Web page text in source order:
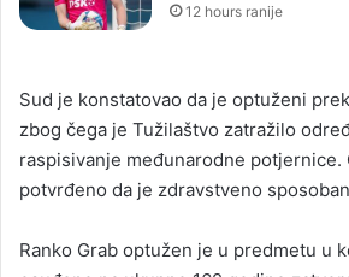
12 hours ranije
Sud je konstatovao da je optuženi
zbog čega je Tužilaštvo zatražilo
raspisivanje međunarodne potjernice.
potvrđeno da je zdravstveno
Ranko Grab optužen je u predmetu u